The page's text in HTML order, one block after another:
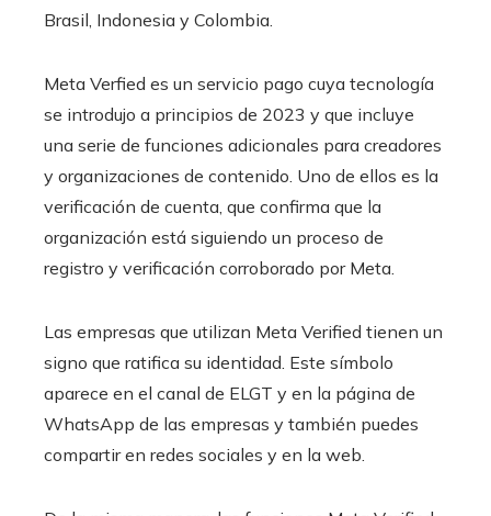
Brasil, Indonesia y Colombia.
Meta Verfied es un servicio pago cuya tecnología
se introdujo a principios de 2023 y que incluye
una serie de funciones adicionales para creadores
y organizaciones de contenido. Uno de ellos es la
verificación de cuenta, que confirma que la
organización está siguiendo un proceso de
registro y verificación corroborado por Meta.
Las empresas que utilizan Meta Verified tienen un
signo que ratifica su identidad. Este símbolo
aparece en el canal de ELGT y en la página de
WhatsApp de las empresas y también puedes
compartir en redes sociales y en la web.